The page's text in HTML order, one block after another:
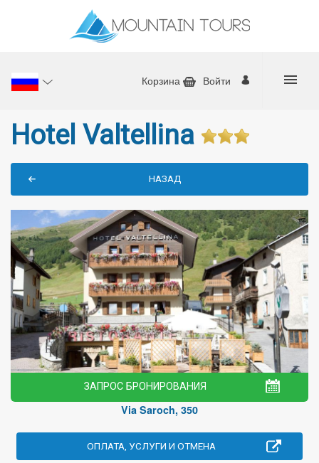
Войти
Корзина
Hotel Valtellina
НАЗАД
ЗАПРОС БРОНИРОВАНИЯ
Via Saroch, 350
ОПЛАТА, УСЛУГИ И ОТМЕНА